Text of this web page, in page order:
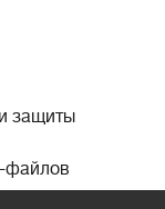
защиты
файлов